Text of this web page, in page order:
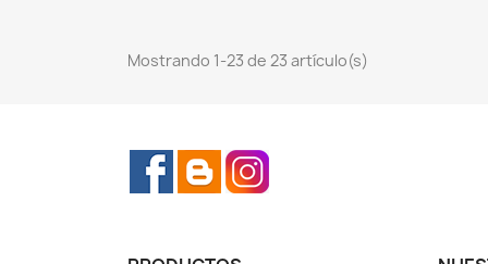
Mostrando 1-23 de 23 artículo(s)
Facebook
Rss